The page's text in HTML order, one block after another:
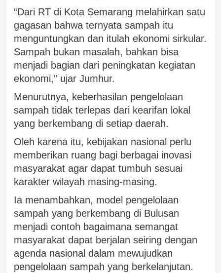
“Dari RT di Kota Semarang melahirkan satu
gagasan bahwa ternyata sampah itu
menguntungkan dan itulah ekonomi sirkular.
Sampah bukan masalah, bahkan bisa
menjadi bagian dari peningkatan kegiatan
ekonomi,” ujar Jumhur.
Menurutnya, keberhasilan pengelolaan
sampah tidak terlepas dari kearifan lokal
yang berkembang di setiap daerah.
Oleh karena itu, kebijakan nasional perlu
memberikan ruang bagi berbagai inovasi
masyarakat agar dapat tumbuh sesuai
karakter wilayah masing-masing.
Ia menambahkan, model pengelolaan
sampah yang berkembang di Bulusan
menjadi contoh bagaimana semangat
masyarakat dapat berjalan seiring dengan
agenda nasional dalam mewujudkan
pengelolaan sampah yang berkelanjutan.